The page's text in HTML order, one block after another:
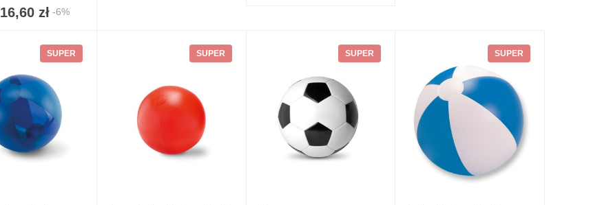
16,60 zł-6%
SUPER SUPER SUPER SUPER